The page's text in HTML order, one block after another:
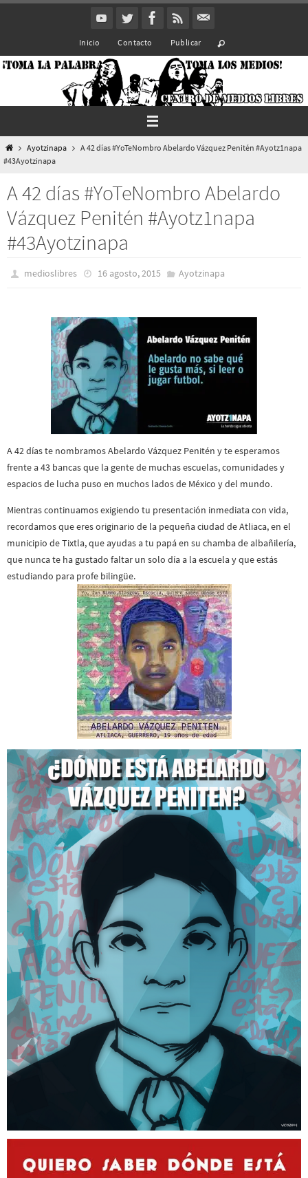
Inicio Contacto Publicar
InicioAyotzinapa
A 42 días #YoTeNombro Abelardo Vázquez Penitén #Ayotz1napa
#43Ayotzinapa
A 42 días #YoTeNombro Abelardo
Vázquez Penitén #Ayotz1napa
#43Ayotzinapa
medioslibres 16 agosto, 2015 Ayotzinapa
A 42 días te nombramos Abelardo Vázquez Penitén y te esperamos
frente a 43 bancas que la gente de muchas escuelas, comunidades y
espacios de lucha puso en muchos lados de México y del mundo.
Mientras continuamos exigiendo tu presentación inmediata con vida,
recordamos que eres originario de la pequeña ciudad de Atliaca, en el
municipio de Tixtla, que ayudas a tu papá en su chamba de albañilería,
que nunca te ha gustado faltar un solo día a la escuela y que estás
estudiando para profe bilingüe.